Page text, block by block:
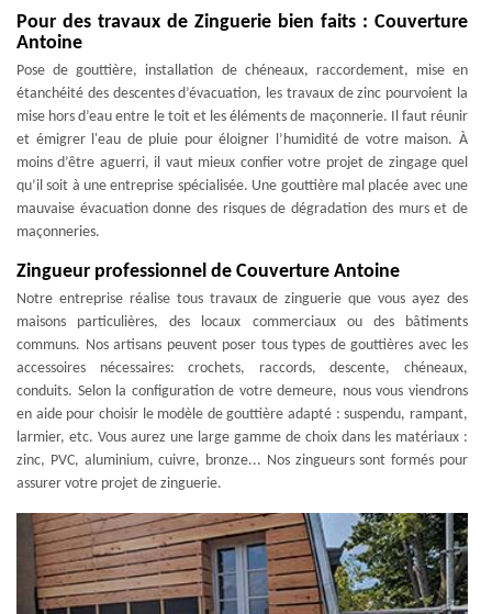
Pour des travaux de Zinguerie bien faits : Couverture
Antoine
Pose de gouttière, installation de chéneaux, raccordement, mise en
étanchéité des descentes d’évacuation, les travaux de zinc pourvoient la
mise hors d’eau entre le toit et les éléments de maçonnerie. Il faut réunir
et émigrer l'eau de pluie pour éloigner l’humidité de votre maison. À
moins d’être aguerri, il vaut mieux confier votre projet de zingage quel
qu’il soit à une entreprise spécialisée. Une gouttière mal placée avec une
mauvaise évacuation donne des risques de dégradation des murs et de
maçonneries.
Zingueur professionnel de Couverture Antoine
Notre entreprise réalise tous travaux de zinguerie que vous ayez des
maisons particulières, des locaux commerciaux ou des bâtiments
communs. Nos artisans peuvent poser tous types de gouttières avec les
accessoires nécessaires: crochets, raccords, descente, chéneaux,
conduits. Selon la configuration de votre demeure, nous vous viendrons
en aide pour choisir le modèle de gouttière adapté : suspendu, rampant,
larmier, etc. Vous aurez une large gamme de choix dans les matériaux :
zinc, PVC, aluminium, cuivre, bronze... Nos zingueurs sont formés pour
assurer votre projet de zinguerie.